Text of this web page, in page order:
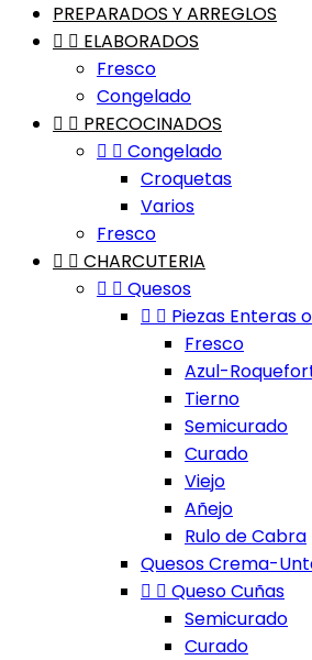
PREPARADOS Y ARREGLOS
  ELABORADOS
Fresco
Congelado
  PRECOCINADOS
  Congelado
Croquetas
Varios
Fresco
  CHARCUTERIA
  Quesos
  Piezas Enteras
Fresco
Azul-
Tierno
Semicurado
Curado
Viejo
Añejo
Rulo de Cabra
Quesos Crema-
  Queso Cuñas
Semicurado
Curado